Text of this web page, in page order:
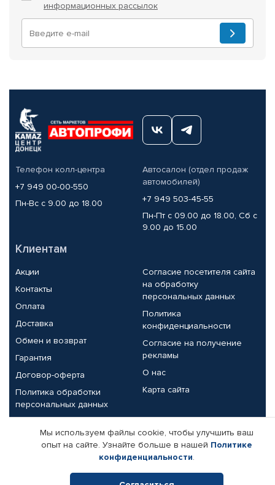
информационных рассылок
Телефон колл-центра
+7 949 00-00-550
Пн-Вс с 9.00 до 18.00
Автосалон (отдел продаж
автомобилей)
+7 949 503-45-55
Пн-Пт с 09.00 до 18.00, Сб с
9.00 до 15.00
Клиентам
Акции
Контакты
Оплата
Доставка
Обмен и возврат
Гарантия
Договор-оферта
Политика обработки
персональных данных
Согласие посетителя сайта
на обработку
персональных данных
Политика
конфиденциальности
Согласие на получение
рекламы
О нас
Карта сайта
Партнерам
Корпоративным клиентам
Поставщикам
Реквизиты компании
Мы используем файлы cookie, чтобы улучшить ваш
опыт на сайте. Узнайте больше в нашей Политике
конфиденциальности.